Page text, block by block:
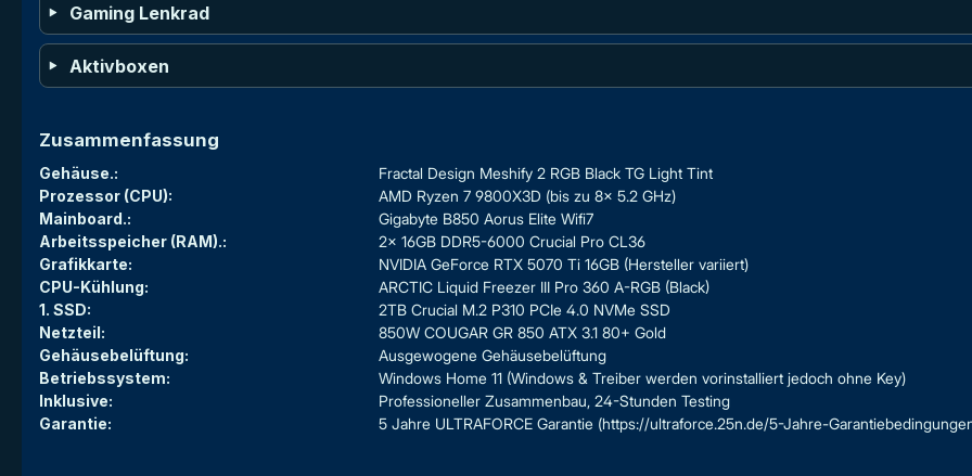
Gaming Lenkrad
Aktivboxen
Zusammenfassung
Gehäuse.:
Fractal Design Meshify 2 RGB Black TG Light Tint
Prozessor (CPU):
AMD Ryzen 7 9800X3D (bis zu 8x 5.2 GHz)
Mainboard.:
Gigabyte B850 Aorus Elite Wifi7
Arbeitsspeicher (RAM).:
2x 16GB DDR5-6000 Crucial Pro CL36
Grafikkarte:
NVIDIA GeForce RTX 5070 Ti 16GB (Hersteller variiert)
CPU-Kühlung:
ARCTIC Liquid Freezer III Pro 360 A-RGB (Black)
1. SSD:
2TB Crucial M.2 P310 PCIe 4.0 NVMe SSD
Netzteil:
850W COUGAR GR 850 ATX 3.1 80+ Gold
Gehäusebelüftung:
Ausgewogene Gehäusebelüftung
Betriebssystem:
Windows Home 11 (Windows & Treiber werden vorinstalliert jedoch ohne Key)
Inklusive:
Professioneller Zusammenbau, 24-Stunden Testing
Garantie:
5 Jahre ULTRAFORCE Garantie (https://ultraforce.25n.de/5-Jahre-